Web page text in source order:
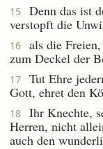
15
Denn das ist
verstopft die
16
als die
zum Deckel der
17
Tut Ehre
Gott, ehret den
18
Ihr Knechte,
Herren, nicht
auch den